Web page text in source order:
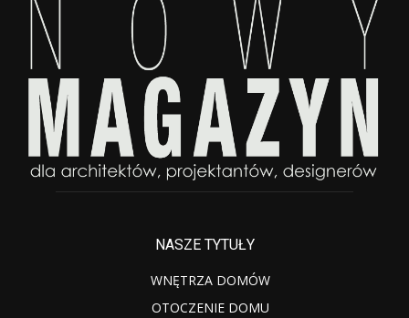
NASZE TYTUŁY
WNĘTRZA DOMÓW
OTOCZENIE DOMU